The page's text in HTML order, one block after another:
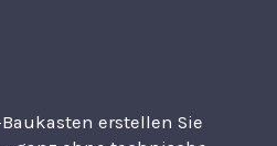
erstellen Sie